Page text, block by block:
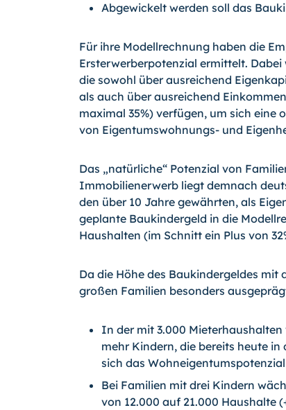
Abgewickelt werden soll das
Für ihre Modellrechnung haben die
Ersterwerberpotenzial ermittelt.
die sowohl über ausreichend
als auch über ausreichend
maximal 35%) verfügen, um sich
von Eigentumswohnungs- und
Das „natürliche“ Potenzial von
Immobilienerwerb liegt demnach
den über 10 Jahre gewährten, als
geplante Baukindergeld in die
Haushalten (im Schnitt ein Plus von
Da die Höhe des Baukindergeldes
großen Familien besonders
In der mit 3.000
mehr Kindern, die bereits heute
sich das
Bei Familien mit drei Kindern
von 12.000 auf 21.000 Haushalte